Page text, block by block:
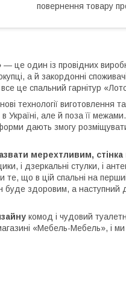
повернення товару
— це один із провідних
а й закордонні
це спальний гарнітур
нові технології виготовлення
в Україні, але й поза її
форми дають змогу
мерехтливим,
і дзеркальні стулки, і
те, що в цій спальні на
буде здоровим, а
комод і чудовий
«Мебель-Мебель», і